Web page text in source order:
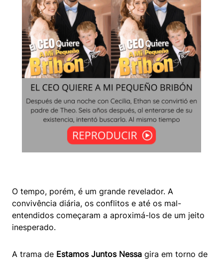
O tempo, porém, é um grande revelador. A
convivência diária, os conflitos e até os mal-
entendidos começaram a aproximá-los de um jeito
inesperado.
A trama de Estamos Juntos Nessa gira em torno de